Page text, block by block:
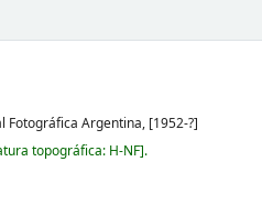
Fotográfica Argentina, [1952-?]
topográfica: H-NF .